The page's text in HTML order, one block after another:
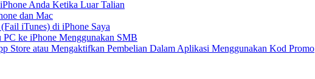
Anda Ketika Luar Talian
dan Mac
iTunes) di iPhone Saya
ke iPhone Menggunakan SMB
Store atau Mengaktifkan Pembelian Dalam Aplikasi Menggunakan Kod Promo